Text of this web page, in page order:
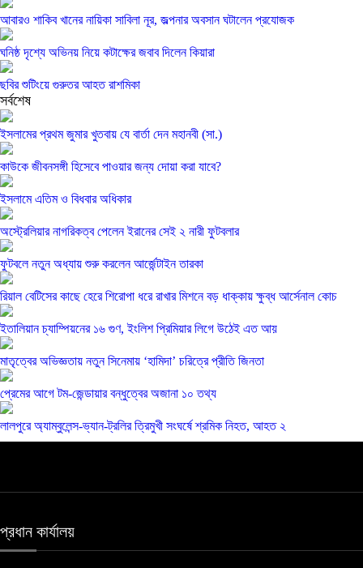
আবারও শাকিব খানের নায়িকা সাবিলা নূর, জল্পনার অবসান ঘটালেন প্রযোজক
ঘনিষ্ঠ দৃশ্যে অভিনয় নিয়ে কটাক্ষের জবাব দিলেন কিয়ারা
ছবির শুটিংয়ে গুরুতর আহত রাশমিকা
সর্বশেষ
ইসলামের প্রথম জুমার খুতবায় যে বার্তা দেন মহানবী (সা.)
কাউকে জীবনসঙ্গী হিসেবে পাওয়ার জন্য দোয়া করা যাবে?
ইসলামে এতিম ও বিধবার অধিকার
অস্ট্রেলিয়ার নাগরিকত্ব পেলেন ইরানের সেই ২ নারী ফুটবলার
ফুটবলে নতুন অধ্যায় শুরু করলেন আর্জেন্টাইন তারকা
রিয়াল বেটিসের কাছে হেরে শিরোপা ধরে রাখার মিশনে বড় ধাক্কায় ক্ষুব্ধ আর্সেনাল কোচ
ইতালিয়ান চ্যাম্পিয়নের ১৬ গুণ, ইংলিশ প্রিমিয়ার লিগে উঠেই এত আয়
মাতৃত্বের অভিজ্ঞতায় নতুন সিনেমায় ‘হামিদা’ চরিত্রে প্রীতি জিনতা
প্রেমের আগে টম-জেন্ডায়ার বন্ধুত্বের অজানা ১০ তথ্য
লালপুরে অ্যাম্বুলেন্স-ভ্যান-ট্রলির ত্রিমুখী সংঘর্ষে শ্রমিক নিহত, আহত ২
প্রধান কার্যালয়